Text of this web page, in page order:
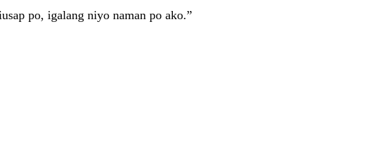
po, igalang niyo naman po ako.”